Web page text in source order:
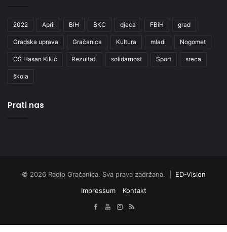
2022 April BiH BKC djeca FBiH grad
Gradska uprava Gračanica Kultura mladi Nogomet
OŠ Hasan Kikić Rezultati solidarnost Sport sreca
škola
Prati nas
© 2026 Radio Gračanica. Sva prava zadržana. | ED-Vision
Impressum
Kontakt